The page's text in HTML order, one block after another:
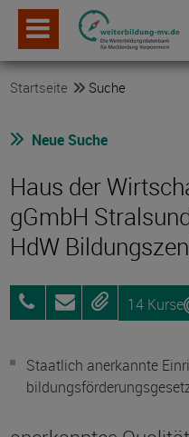
Startseite Suche
Neue Suche
Haus der
gGmbH
HdW
03831
477
AnfragenMerken14 Kurse
Staatlich anerkannte